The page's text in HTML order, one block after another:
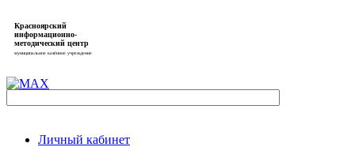
Красноярский
информационно-
методический центр
муниципальное казённое учреждение
Личный кабинет